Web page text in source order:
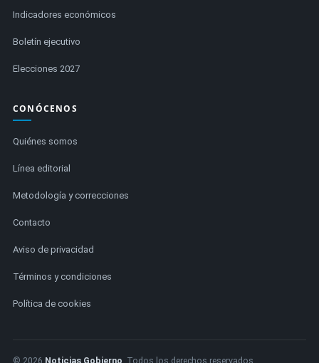
Indicadores económicos
Boletín ejecutivo
Elecciones 2027
CONÓCENOS
Quiénes somos
Línea editorial
Metodología y correcciones
Contacto
Aviso de privacidad
Términos y condiciones
Política de cookies
© 2026 Noticias Gobierno . Todos los derechos reservados.